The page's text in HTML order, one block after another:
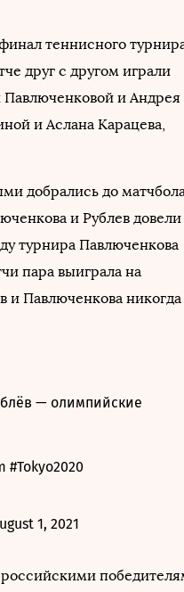
теннисного
друг с другом играли
Павлюченковой и Андрея
и Аслана Карацева,
добрались до матчбола,
и Рублев довели
турнира Павлюченкова
пара выиграла на
и Павлюченкова никогда
— олимпийские
#Tokyo2020
1, 2021